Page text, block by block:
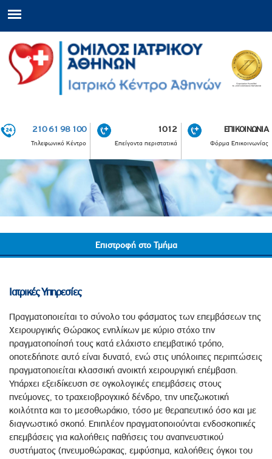
210 61 98 100
Τηλεφωνικό Κέντρο
1012
Επείγοντα περιστατικά
ΕΠΙΚΟΙΝΩΝΙΑ
Φόρμα Επικοινωνίας
Επιστροφή στο Τμήμα
Ιατρικές Υπηρεσίες
Πραγματοποιείται το σύνολο του φάσματος των επεμβάσεων της
Χειρουργικής Θώρακος ενηλίκων με κύριο στόχο την
πραγματοποίησή τους κατά ελάχιστο επεμβατικό τρόπο,
οποτεδήποτε αυτό είναι δυνατό, ενώ στις υπόλοιπες περιπτώσεις
πραγματοποιείται κλασσική ανοικτή χειρουργική επέμβαση.
Υπάρχει εξειδίκευση σε ογκολογικές επεμβάσεις στους
πνεύμονες, το τραχειοβρογχικό δένδρο, την υπεζωκοτική
κοιλότητα και το μεσοθωράκιο, τόσο με θεραπευτικό όσο και με
διαγνωστικό σκοπό. Επιπλέον πραγματοποιούνται ενδοσκοπικές
επεμβάσεις για καλοήθεις παθήσεις του αναπνευστικού
συστήματος (πνευμοθώρακας, εμφύσημα, καλοήθεις όγκοι του